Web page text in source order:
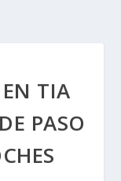
EN TIA
PASO